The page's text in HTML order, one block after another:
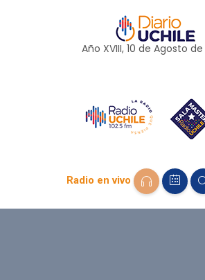
Año XVIII, 10 de Agosto de
Radio en vivo